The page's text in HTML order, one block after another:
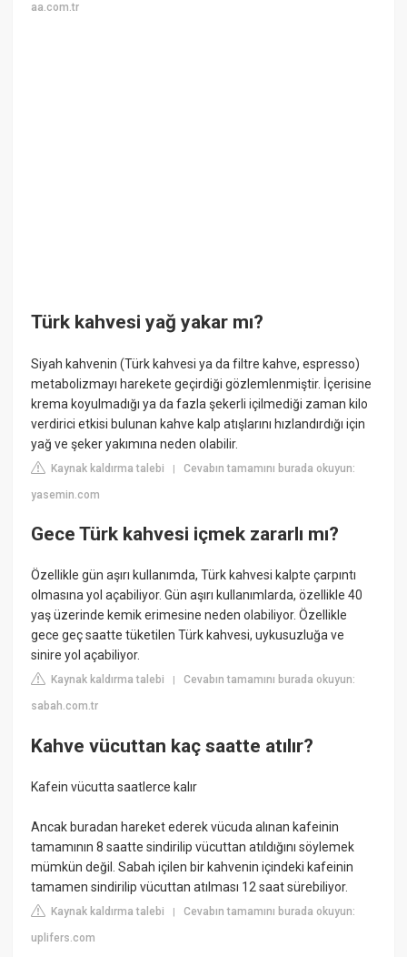
aa.com.tr
Türk kahvesi yağ yakar mı?
Siyah kahvenin (Türk kahvesi ya da filtre kahve, espresso)
metabolizmayı harekete geçirdiği gözlemlenmiştir. İçerisine
krema koyulmadığı ya da fazla şekerli içilmediği zaman kilo
verdirici etkisi bulunan kahve kalp atışlarını hızlandırdığı için
yağ ve şeker yakımına neden olabilir.
Kaynak kaldırma talebi |Cevabın tamamını burada okuyun:
yasemin.com
Gece Türk kahvesi içmek zararlı mı?
Özellikle gün aşırı kullanımda, Türk kahvesi kalpte çarpıntı
olmasına yol açabiliyor. Gün aşırı kullanımlarda, özellikle 40
yaş üzerinde kemik erimesine neden olabiliyor. Özellikle
gece geç saatte tüketilen Türk kahvesi, uykusuzluğa ve
sinire yol açabiliyor.
Kaynak kaldırma talebi |Cevabın tamamını burada okuyun:
sabah.com.tr
Kahve vücuttan kaç saatte atılır?
Kafein vücutta saatlerce kalır
Ancak buradan hareket ederek vücuda alınan kafeinin
tamamının 8 saatte sindirilip vücuttan atıldığını söylemek
mümkün değil. Sabah içilen bir kahvenin içindeki kafeinin
tamamen sindirilip vücuttan atılması 12 saat sürebiliyor.
Kaynak kaldırma talebi |Cevabın tamamını burada okuyun:
uplifers.com